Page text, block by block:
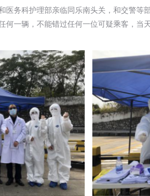
医务科护理部亲临同乐南头关，和交警等
何一辆，不能错过任何一位可疑乘客，当